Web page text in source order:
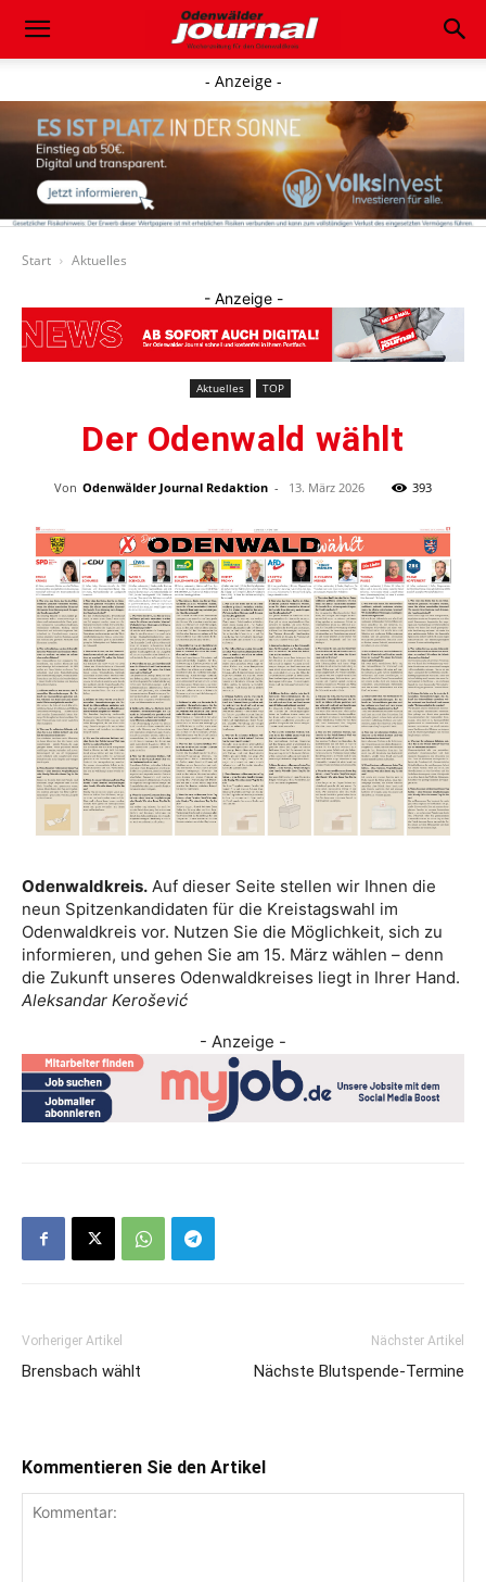
- Anzeige -
Start Aktuelles
- Anzeige -
Aktuelles TOP
Der Odenwald wählt
Von Odenwälder Journal Redaktion - 13. März 2026 393
Odenwaldkreis. Auf dieser Seite stellen wir Ihnen die
neun Spitzenkandidaten für die Kreistagswahl im
Odenwaldkreis vor. Nutzen Sie die Möglichkeit, sich zu
informieren, und gehen Sie am 15. März wählen – denn
die Zukunft unseres Odenwaldkreises liegt in Ihrer Hand.
Aleksandar Kerošević
- Anzeige -
Vorheriger Artikel
Brensbach wählt
Nächster Artikel
Nächste Blutspende-Termine
Kommentieren Sie den Artikel